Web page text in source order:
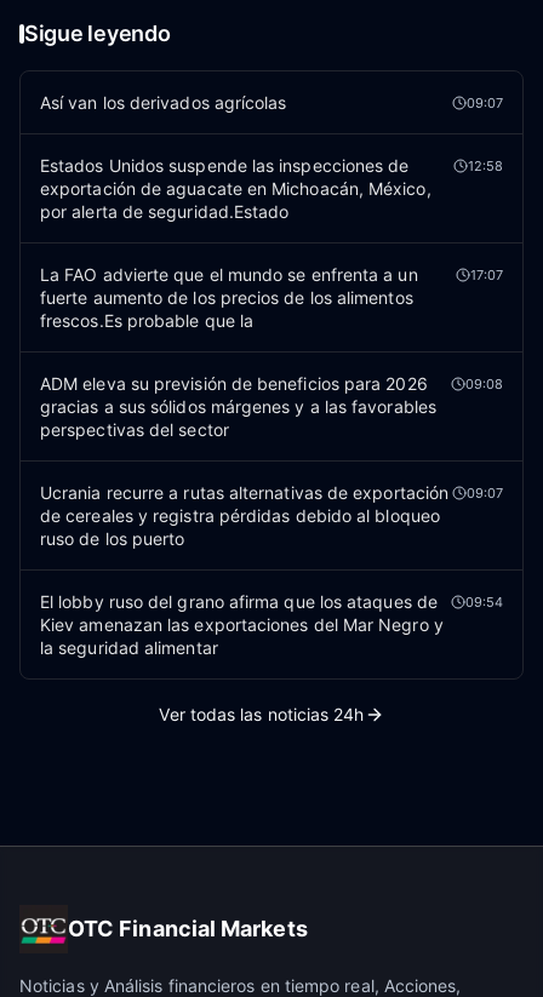
Sigue leyendo
Así van los derivados agrícolas 09:07
Estados Unidos suspende las inspecciones de
exportación de aguacate en Michoacán, México,
por alerta de seguridad.Estado
12:58
La FAO advierte que el mundo se enfrenta a un
fuerte aumento de los precios de los alimentos
frescos.Es probable que la
17:07
ADM eleva su previsión de beneficios para 2026
gracias a sus sólidos márgenes y a las favorables
perspectivas del sector
09:08
Ucrania recurre a rutas alternativas de exportación
de cereales y registra pérdidas debido al bloqueo
ruso de los puerto
09:07
El lobby ruso del grano afirma que los ataques de
Kiev amenazan las exportaciones del Mar Negro y
la seguridad alimentar
09:54
Ver todas las noticias 24h
OTC Financial Markets
Noticias y Análisis financieros en tiempo real, Acciones,